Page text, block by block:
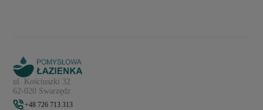
ul. Kościuszki 32
62-020 Swarzędz
+48 726 713 313